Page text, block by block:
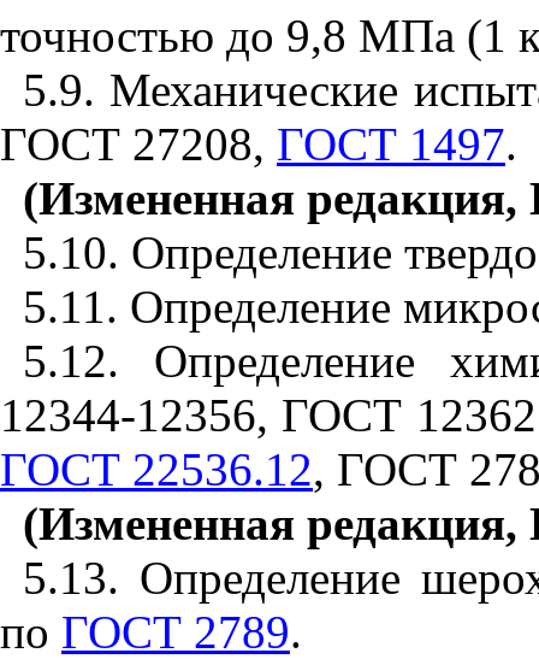
точностью до 9,8 МПа (1
5.9. Механические
ГОСТ 27208, ГОСТ 1497.
(Измененная
5.10. Определение
5.11. Определение
5.12. Определение
12344-12356, ГОСТ
ГОСТ 22536.12, ГОСТ
(Измененная
5.13. Определение
по ГОСТ 2789.